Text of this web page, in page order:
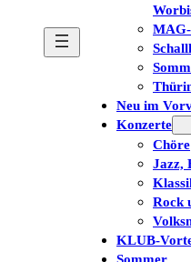
Neu im
Konzerte
Chöre
Jazz,
Rock
KLUB-
Sommer